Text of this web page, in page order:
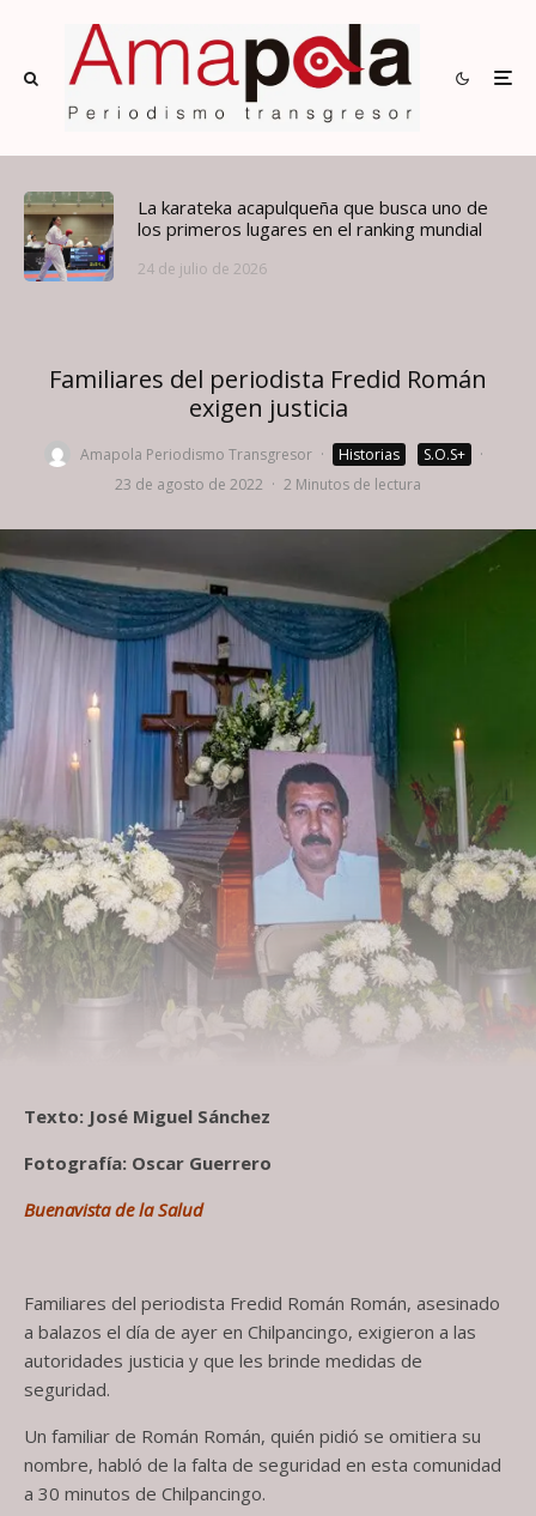
La karateka acapulqueña que busca uno de
los primeros lugares en el ranking mundial
24 de julio de 2026
Familiares del periodista Fredid Román
exigen justicia
Amapola Periodismo Transgresor · Historias S.O.S+
·
23 de agosto de 2022 · 2 Minutos de lectura
Texto: José Miguel Sánchez
Fotografía: Oscar Guerrero
Buenavista de la Salud
Familiares del periodista Fredid Román Román, asesinado
a balazos el día de ayer en Chilpancingo, exigieron a las
autoridades justicia y que les brinde medidas de
seguridad.
Un familiar de Román Román, quién pidió se omitiera su
nombre, habló de la falta de seguridad en esta comunidad
a 30 minutos de Chilpancingo.